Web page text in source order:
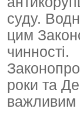
суду.
цим
чинності.
роки та
важливим